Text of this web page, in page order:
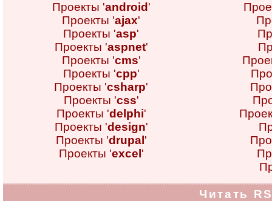
Проекты 'android '
Проекты 'ajax'
Проекты 'asp'
Проекты 'aspnet'
Проекты 'cms'
Проекты 'cpp'
Проекты 'csharp'
Проекты 'css'
Проекты 'delphi'
Проекты 'design'
Проекты 'drupal '
Проекты 'excel '
Читать